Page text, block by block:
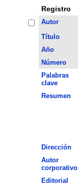
Registro
Autor
Título
Año
Número
Palabras
clave
Resumen
Dirección
Autor
corporativo
Editorial